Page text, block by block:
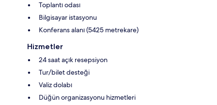
Toplantı odası
Bilgisayar istasyonu
Konferans alanı (5425 metrekare)
Hizmetler
24 saat açık resepsiyon
Tur/bilet desteği
Valiz dolabı
Düğün organizasyonu hizmetleri